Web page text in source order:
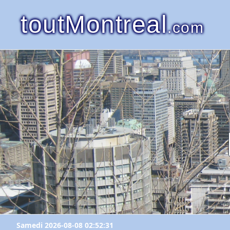
toutMontreal.com
Samedi 2026-08-08 02:52:31